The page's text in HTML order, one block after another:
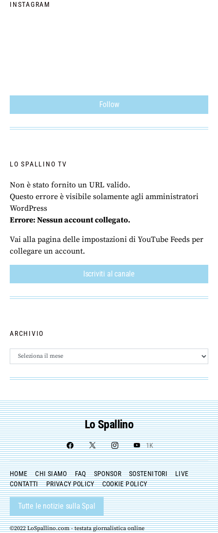
INSTAGRAM
Follow
LO SPALLINO TV
Non è stato fornito un URL valido.
Questo errore è visibile solamente agli amministratori
WordPress
Errore: Nessun account collegato.
Vai alla pagina delle impostazioni di YouTube Feeds per
collegare un account.
Iscriviti al canale
ARCHIVIO
Archivio
Lo Spallino
1K
HOME CHI SIAMO FAQ SPONSOR SOSTENITORI
LIVE
CONTATTI
PRIVACY POLICY COOKIE POLICY
Tutte le notizie sulla Spal
©2022 LoSpallino.com - testata giornalistica online